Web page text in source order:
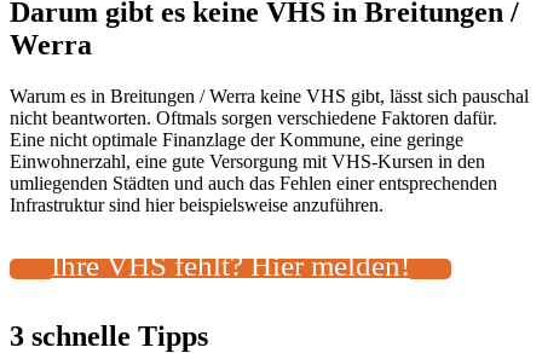
Darum gibt es keine VHS in Breitungen /
Werra
Warum es in Breitungen / Werra keine VHS gibt, lässt sich pauschal
nicht beantworten. Oftmals sorgen verschiedene Faktoren dafür.
Eine nicht optimale Finanzlage der Kommune, eine geringe
Einwohnerzahl, eine gute Versorgung mit VHS-Kursen in den
umliegenden Städten und auch das Fehlen einer entsprechenden
Infrastruktur sind hier beispielsweise anzuführen.
Ihre VHS fehlt? Hier melden!
3 schnelle Tipps